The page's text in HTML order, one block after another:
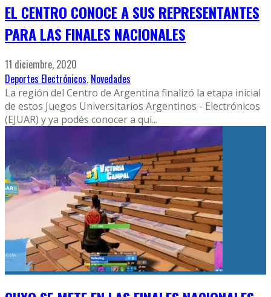
EL CENTRO CONOCE A SUS REPRESENTANTES
PARA LAS FINALES NACIONALES
11 diciembre, 2020
Deportes Electrónicos, Novedades
La región del Centro de Argentina finalizó la etapa inicial
de estos Juegos Universitarios Argentinos - Electrónicos
(EJUAR) y ya podés conocer a qui...